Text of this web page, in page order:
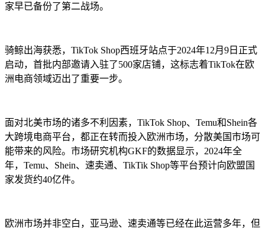
家早已备份了第二战场。
骑鲸出海获悉，TikTok Shop西班牙站点于2024年12月9日正式
启动，首批内部邀请入驻了500家店铺，这标志着TikTok在欧
洲电商领域迈出了重要一步。
面对北美市场的诸多不利因素，TikTok Shop、Temu和Shein各
大跨境电商平台，都正在转而投入欧洲市场，分散美国市场可
能带来的风险。市场研究机构GKF的数据显示，2024年全
年，Temu、Shein、速卖通、TikTik Shop等平台预计向欧盟国
家发货约40亿件。
欧洲市场并非空白，亚马逊、速卖通等已经在此运营多年，但